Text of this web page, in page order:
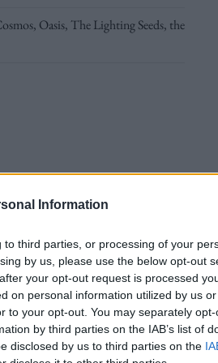
Information
third parties, or processing of your
by us, please use the below opt-out
your opt-out request is processed
on personal information utilized by us
to your opt-out. You may separately
by third parties on the IAB’s list of
disclosed by us to third parties on the
, Oasis, The Lighting Seeds, the
το πιο ακριβό